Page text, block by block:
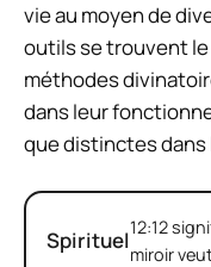
vie au moyen de
outils se trouvent
méthodes
dans leur
que distinctes dans
Spirituel12:12
miroir